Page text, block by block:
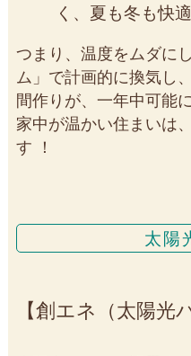
く、夏も冬も快適
つまり、温度をムダに
ム」で計画的に換気し
間作りが、一年中可能
家中が温かい住まいは
す ！
太陽
創エネ（太陽光